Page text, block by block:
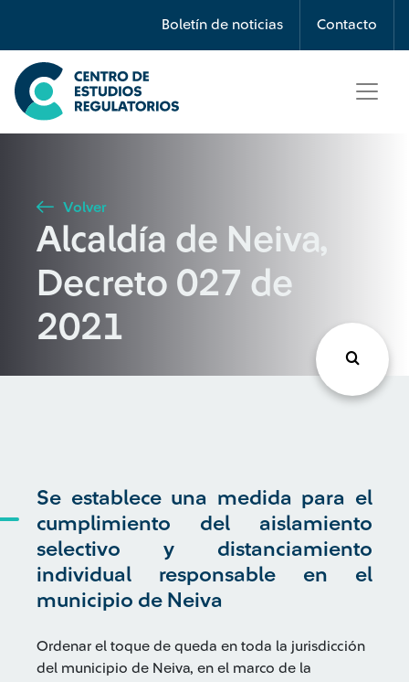
Boletín de noticias Contacto
Búsqueda
Seleccione país
Buscar
Volver
Alcaldía de Neiva,
Decreto 027 de
2021
Se establece una medida para el
cumplimiento del aislamiento
selectivo y distanciamiento
individual responsable en el
municipio de Neiva
Ordenar el toque de queda en toda la jurisdicción
del municipio de Neiva, en el marco de la